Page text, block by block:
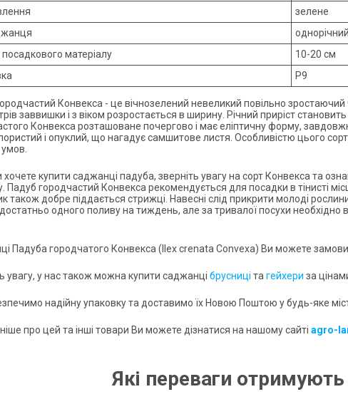
зелене
однорічний
посадкового матеріалу
10-20 см
Р9
Конвекса - це вічнозелений невеликий повільно
заввишки і з віком розростається в ширину. Річний приріст
Конвекса розташоване почергово і має еліптичну форму,
і опуклий, що нагадує самшитове листя. Особливістю цього сорту
купити саджанці падуба, зверніть увагу на сорт Конвекса та
Падуб городчастий Конвекса рекомендується для посадки в тінисті
також добре піддається стрижці. Навесні слід прикрити молоді
одного поливу на тиждень, але за тривалої посухи необхідно
Падуба городчатого Конвекса (Ilex crenata Convexa) Ви можете
увагу, у нас також можна купити саджанці брусниці та гейхери за
надійну упаковку та доставимо їх Новою Поштою у будь-яке
про цей та інші товари Ви можете дізнатися на нашому сайті agro-
Які переваги отримують